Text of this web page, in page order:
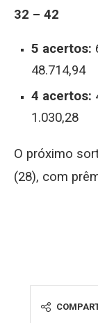
32 – 42
5 acertos:
48.714,94
4 acertos:
1.030,28
O próximo
(28), com